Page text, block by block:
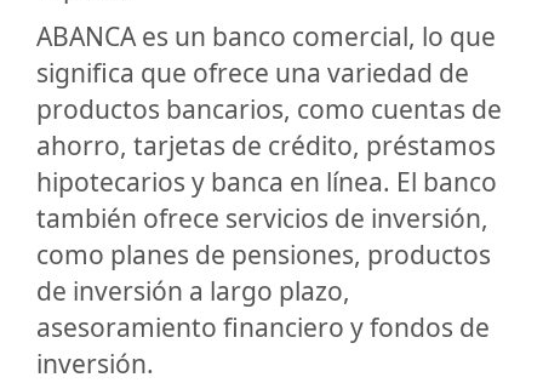
ABANCA es un banco comercial, lo que
significa que ofrece una variedad de
productos bancarios, como cuentas de
ahorro, tarjetas de crédito, préstamos
hipotecarios y banca en línea. El banco
también ofrece servicios de inversión,
como planes de pensiones, productos
de inversión a largo plazo,
asesoramiento financiero y fondos de
inversión.